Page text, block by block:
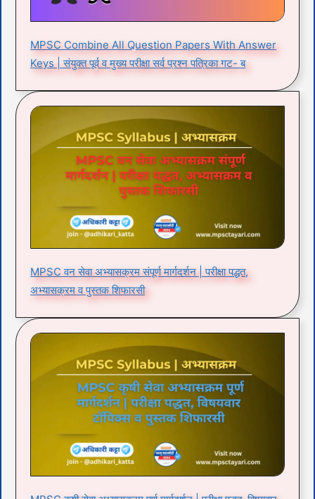
MPSC Combine All Question Papers With Answer
Keys | संयुक्त पूर्व व मुख्य परीक्षा सर्व प्रश्न पत्रिका गट- ब
MPSC वन सेवा अभ्यासक्रम संपूर्ण मार्गदर्शन | परीक्षा पद्धत,
अभ्यासक्रम व पुस्तक शिफारसी